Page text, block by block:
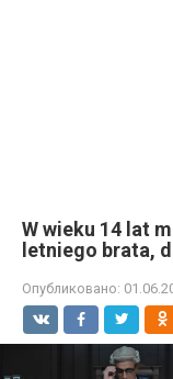
W wieku 14 lat
letniego brata,
Опубликовано: